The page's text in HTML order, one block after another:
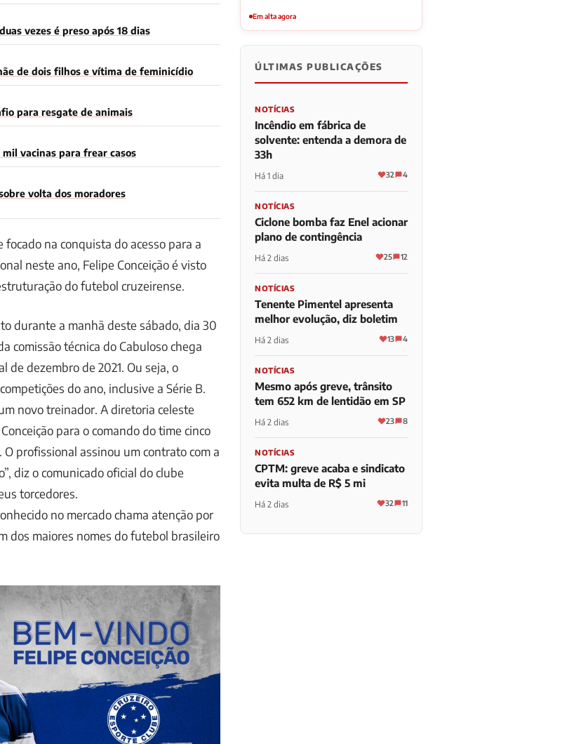
vezes é preso após 18 dias
de dois filhos e vítima de feminicídio
para resgate de animais
mil vacinas para frear casos
volta dos moradores
na conquista do acesso para a
neste ano, Felipe Conceição é visto
do futebol cruzeirense.
durante a manhã deste sábado, dia 30
comissão técnica do Cabuloso chega
de dezembro de 2021. Ou seja, o
do ano, inclusive a Série B.
novo treinador. A diretoria celeste
para o comando do time cinco
profissional assinou um contrato com a
diz o comunicado oficial do clube
torcedores.
no mercado chama atenção por
dos maiores nomes do futebol brasileiro
Em alta agora
ÚLTIMAS PUBLICAÇÕES
NOTÍCIAS
Incêndio em fábrica de
solvente: entenda a demora de
33h
Há 1 dia 32 4
NOTÍCIAS
Ciclone bomba faz Enel acionar
plano de contingência
Há 2 dias 25 12
NOTÍCIAS
Tenente Pimentel apresenta
melhor evolução, diz boletim
Há 2 dias 13 4
NOTÍCIAS
Mesmo após greve, trânsito
tem 652 km de lentidão em SP
Há 2 dias 23 8
NOTÍCIAS
CPTM: greve acaba e sindicato
evita multa de R$ 5 mi
Há 2 dias 32 11